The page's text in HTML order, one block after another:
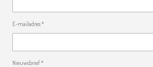
E-mailadres *
Nieuwsbrief *